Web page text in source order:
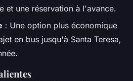
et une réservation à l'avance.
: Une option plus économique
en bus jusqu'à Santa Teresa,